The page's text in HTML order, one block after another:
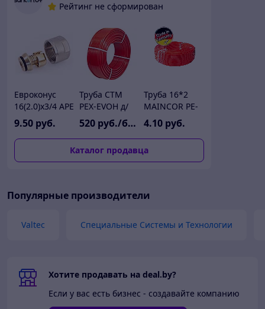
Рейтинг не сформирован
Евроконус
16(2.0)х3/4 APE
9.50 руб.
Труба СТМ
PEX-EVOH д/
теплого пола
16x2,0 бухта
200м
520 руб./бухта
Труба 16*2
MAINCOR PE-
RT II EVOH 5
слойная для
теплого пола
4.10 руб.
Каталог продавца
Популярные производители
Valtec Специальные Системы и Технологии
Хотите продавать на deal.by?
Если у вас есть бизнес - создавайте компанию